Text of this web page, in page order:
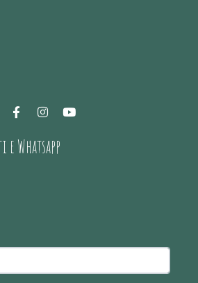
Whatsapp